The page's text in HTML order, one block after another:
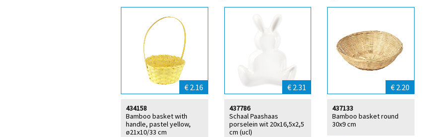
€ 2.16
Bamboo basket with
handle, pastel yellow,
ø21x10/33 cm
434158
€ 2.31
Schaal Paashaas
porselein wit 20x16,5x2,5
cm (ucl)
437786
€ 2.20
Bamboo basket round
30x9 cm
437133